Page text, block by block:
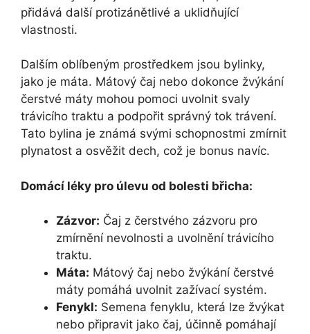
přidává další protizánětlivé a uklidňující
vlastnosti.
Dalším oblíbeným prostředkem jsou bylinky,
jako je máta. Mátový čaj nebo dokonce žvýkání
čerstvé máty mohou pomoci uvolnit svaly
trávicího traktu a podpořit správný tok trávení.
Tato bylina je známá svými schopnostmi zmírnit
plynatost a osvěžit dech, což je bonus navíc.
Domácí léky pro úlevu od bolesti břicha:
Zázvor: Čaj z čerstvého zázvoru pro
zmírnění nevolnosti a uvolnění trávicího
traktu.
Máta: Mátový čaj nebo žvýkání čerstvé
máty pomáhá uvolnit zažívací systém.
Fenykl: Semena fenyklu, která lze žvýkat
nebo připravit jako čaj, účinně pomáhají